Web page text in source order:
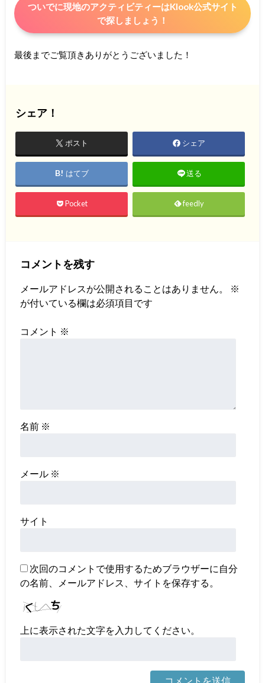
ついでに現地のアクティビティーはKlook公式サイト
で探しましょう！
最後までご覧頂きありがとうございました！
シェア！
ポスト シェア
はてブ 送る
Pocket feedly
コメントを残す
メールアドレスが公開されることはありません。
※
が付いている欄は必須項目です
コメント ※
名前 ※
メール ※
サイト
次回のコメントで使用するためブラウザーに自分
の名前、メールアドレス、サイトを保存する。
上に表示された文字を入力してください。